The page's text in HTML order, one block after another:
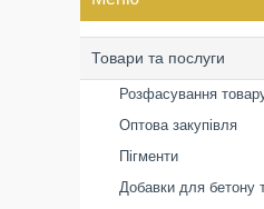
Товари та послуги
Розфасування
Оптова закупівля
Пігменти
Добавки для бетону